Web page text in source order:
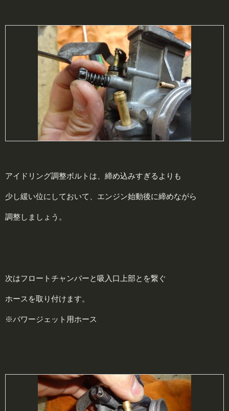
アイドリング調整ボルトは、締め込みすぎるよりも
少し緩い位にしておいて、エンジン始動後に締めながら
調整しましょう。
次はフロートチャンバーと吸入口上部とを繋ぐ
ホースを取り付けます。
※パワージェット用ホース